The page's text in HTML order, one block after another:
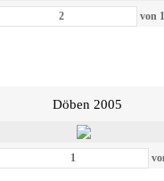
von
Döben 2005